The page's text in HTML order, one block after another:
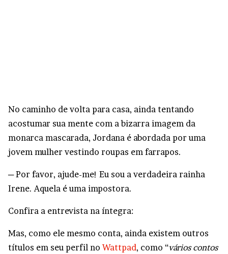
No caminho de volta para casa, ainda tentando
acostumar sua mente com a bizarra imagem da
monarca mascarada, Jordana é abordada por uma
jovem mulher vestindo roupas em farrapos.
─ Por favor, ajude-me! Eu sou a verdadeira rainha
Irene. Aquela é uma impostora.
Confira a entrevista na íntegra:
Mas, como ele mesmo conta, ainda existem outros
títulos em seu perfil no Wattpad, como “vários contos